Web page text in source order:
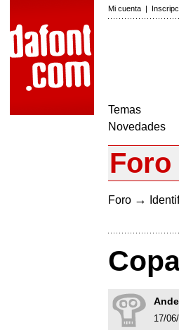
Mi cuenta |
Temas
Novedades
Foro
Foro →
17/